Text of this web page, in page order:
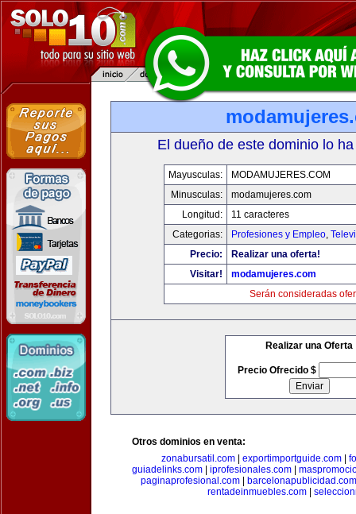
El dueño de este dominio lo
Mayusculas:
MODAMUJERES.COM
Minusculas:
modamujeres.com
Longitud:
11 caracteres
Categorias:
Profesiones y Empleo,
Precio:
Realizar una oferta!
Visitar!
modamujeres.com
Serán consideradas
Realizar una Oferta
Precio Ofrecido $
Otros dominios en venta:
zonabursatil.com
exportimportguide.com
guiadelinks.com
iprofesionales.com
paginaprofesional.com|
barcelonapublicidad.com
rentadeinmuebles.com|